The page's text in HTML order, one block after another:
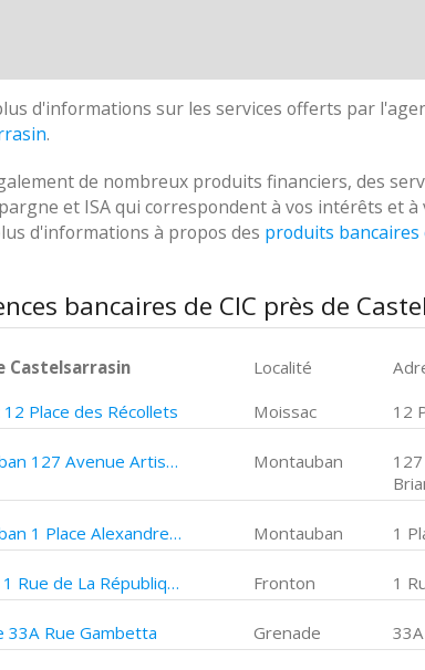
d'informations sur les services offerts par
.
de nombreux produits financiers, des
et ISA qui correspondent à vos intérêts et
d'informations à propos des produits bancaires
bancaires de CIC près de
Castelsarrasin Localité
12 Place des Récollets
Moissac 12
CIC Montauban 127 Avenue Artistide Briand Montauban
CIC Montauban 1 Place Alexandre Ier Montauban 1
CIC Fronton 1 Rue de La République Fronton 1
33A Rue Gambetta Grenade